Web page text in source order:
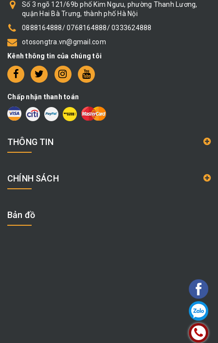
Số 3 ngõ 121/69b phố Kim Ngưu, phường Thanh Lương,
quận Hai Bà Trưng, thành phố Hà Nội
0888164888/ 0768164888/ 0333624888
otosongtra.vn@gmail.com
Kênh thông tin của chúng tôi
Chấp nhận thanh toán
THÔNG TIN
CHÍNH SÁCH
Bản đồ